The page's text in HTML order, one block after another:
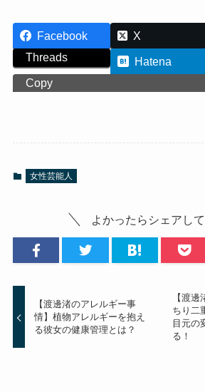
Facebook X
Threads
Hatena
Copy
女性芸能人
よかったらシェアして
【渡邊渚のアレルギー事
情】植物アレルギーを抱え
る彼女の健康管理とは？
【渡
ちり二
目元の
る！